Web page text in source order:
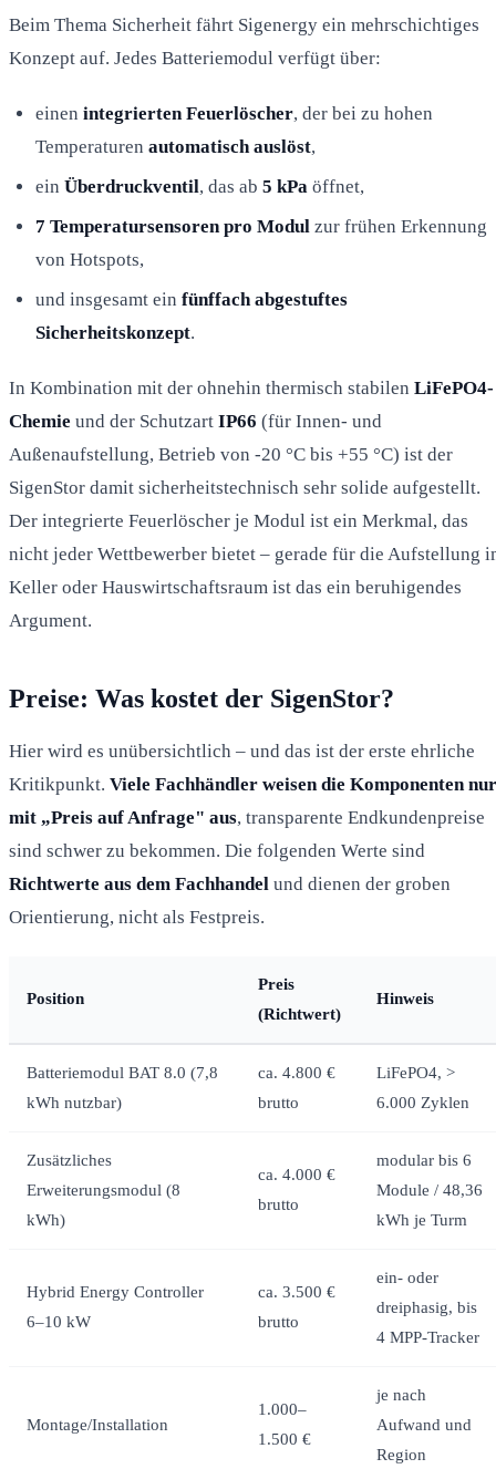
Beim Thema Sicherheit fährt Sigenergy ein mehrschichtiges
Konzept auf. Jedes Batteriemodul verfügt über:
einen integrierten Feuerlöscher, der bei zu hohen
Temperaturen automatisch auslöst,
ein Überdruckventil, das ab 5 kPa öffnet,
7 Temperatursensoren pro Modul zur frühen Erkennung
von Hotspots,
und insgesamt ein fünffach abgestuftes
Sicherheitskonzept.
In Kombination mit der ohnehin thermisch stabilen LiFePO4-
Chemie und der Schutzart IP66 (für Innen- und
Außenaufstellung, Betrieb von -20 °C bis +55 °C) ist der
SigenStor damit sicherheitstechnisch sehr solide aufgestellt.
Der integrierte Feuerlöscher je Modul ist ein Merkmal, das
nicht jeder Wettbewerber bietet – gerade für die Aufstellung
Keller oder Hauswirtschaftsraum ist das ein beruhigendes
Argument.
Preise: Was kostet der SigenStor?
Hier wird es unübersichtlich – und das ist der erste ehrliche
Kritikpunkt. Viele Fachhändler weisen die Komponenten nur
mit „Preis auf Anfrage" aus, transparente Endkundenpreise
sind schwer zu bekommen. Die folgenden Werte sind
Richtwerte aus dem Fachhandel und dienen der groben
Orientierung, nicht als Festpreis.
Position
Preis
(Richtwert)
Hinweis
Batteriemodul BAT 8.0 (7,8
kWh nutzbar)
ca. 4.800 €
brutto
LiFePO4, >
6.000 Zyklen
Zusätzliches
Erweiterungsmodul (8
kWh)
ca. 4.000 €
brutto
modular bis 6
Module / 48,36
kWh je Turm
Hybrid Energy Controller
6–10 kW
ca. 3.500 €
brutto
ein- oder
dreiphasig, bis
4 MPP-Tracker
Montage/Installation
1.000–
1.500 €
je nach
Aufwand und
Region